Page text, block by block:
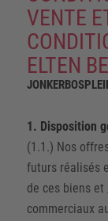
VENTE
ELTEN
1. Disposition
(1.1.) Nos
futurs réalisés
de ces biens
commerciaux